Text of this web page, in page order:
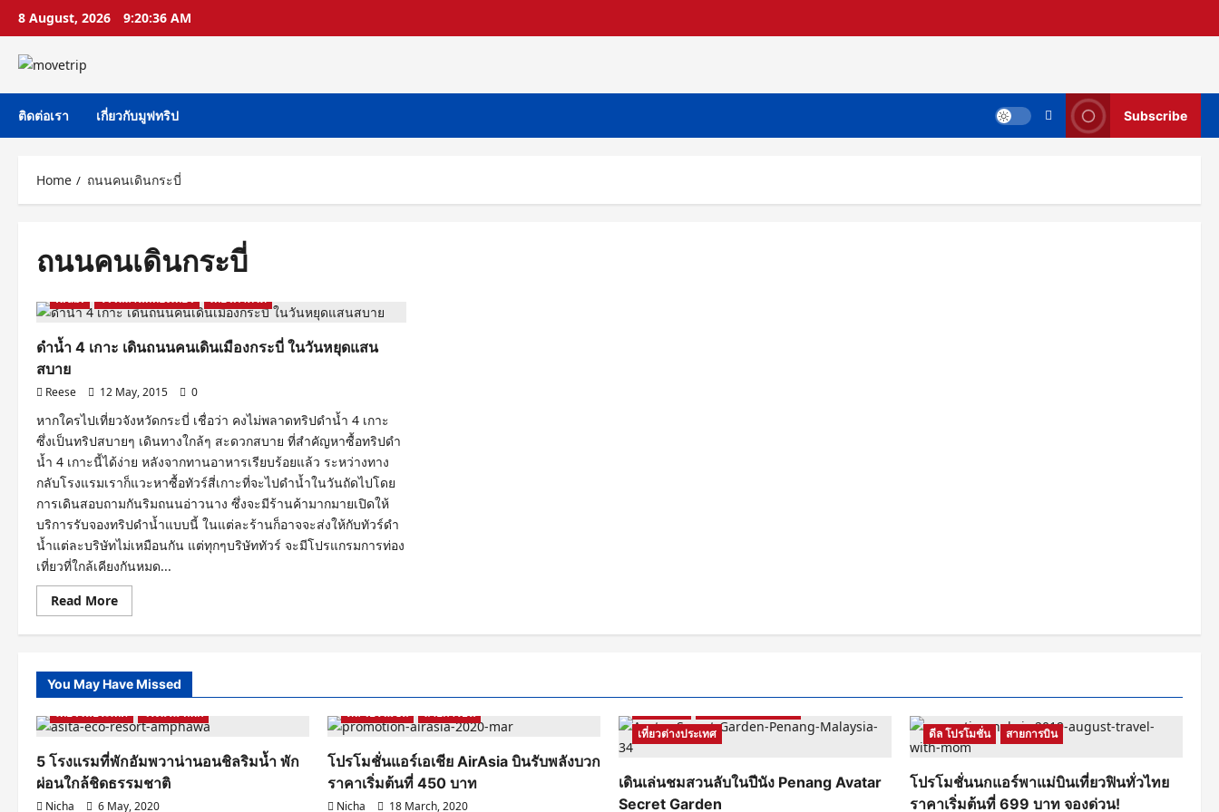
Skip
content
8 August, 2026 9:20:36 AM
ติดต่อเรา เกี่ยวกับมูฟทริป Subscribe
Home ถนนคนเดินกระบี่
ถนนคนเดินกระบี่
Krabi รีวิวสถานที่ท่องเที่ยว เที่ยวภาคใต้
ดำน้ำ 4 เกาะ เดินถนนคนเดินเมืองกระบี่ ในวันหยุดแสน
สบาย
Reese 12 May, 2015 0
หากใครไปเที่ยวจังหวัดกระบี่ เชื่อว่า คงไม่พลาดทริปดำน้ำ 4 เกาะ
ซึ่งเป็นทริปสบายๆ เดินทางใกล้ๆ สะดวกสบาย ที่สำคัญหาซื้อทริปดำ
น้ำ 4 เกาะนี้ได้ง่าย หลังจากทานอาหารเรียบร้อยแล้ว ระหว่างทาง
กลับโรงแรมเราก็แวะหาซื้อทัวร์สี่เกาะที่จะไปดำน้ำในวันถัดไปโดย
การเดินสอบถามกันริมถนนอ่าวนาง ซึ่งจะมีร้านค้ามากมายเปิดให้
บริการรับจองทริปดำน้ำแบบนี้ ในแต่ละร้านก็อาจจะส่งให้กับทัวร์ดำ
น้ำแต่ละบริษัทไม่เหมือนกัน แต่ทุกๆบริษัททัวร์ จะมีโปรแกรมการท่อง
เที่ยวที่ใกล้เคียงกันหมด...
Read MoreRead
more
ดำ
เกาะ
เดิน
ถนน
คน
เดิน
กระบี่
ใน
วัน
หยุด
แสน
You May Have Missed
Samut Songkhram
รีวิวโรงแรม ที่พัก
เที่ยวในประเทศ
โรงแรม ที่พัก
5 โรงแรมที่พักอัมพวาน่านอนชิลริมน้ำ พัก
ผ่อนใกล้ชิดธรรมชาติ
Nicha 6 May, 2020
ดีล โปรโมชั่น สายการบิน
โปรโมชั่นแอร์เอเชีย AirAsia บินรับพลังบวก
ราคาเริ่มต้นที่ 450 บาท
Nicha 18 March, 2020
เที่ยวต่างประเทศ
เดินเล่นชมสวนลับในปีนัง Penang Avatar
Secret Garden
ดีล โปรโมชั่น สายการบิน
โปรโมชั่นนกแอร์พาแม่บินเที่ยวฟินทั่วไทย
ราคาเริ่มต้นที่ 699 บาท จองด่วน!